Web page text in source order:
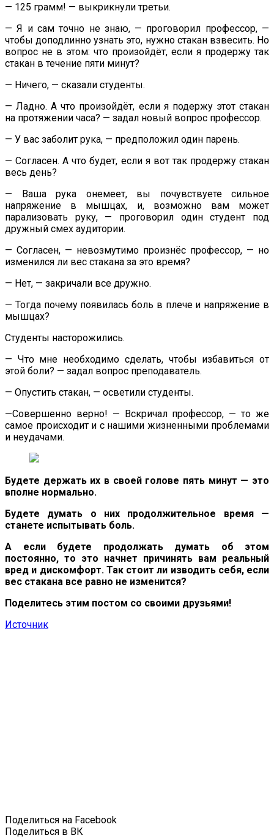
— 125 грамм! — выкрикнули третьи.
— Я и сам точно не знаю, — проговорил профессор, —
чтобы доподлинно узнать это, нужно стакан взвесить. Но
вопрос не в этом: что произойдёт, если я продержу так
стакан в течение пяти минут?
— Ничего, — сказали студенты.
— Ладно. А что произойдёт, если я подержу этот стакан
на протяжении часа? — задал новый вопрос профессор.
— У вас заболит рука, — предположил один парень.
— Согласен. А что будет, если я вот так продержу стакан
весь день?
— Ваша рука онемеет, вы почувствуете сильное
напряжение в мышцах, и, возможно вам может
парализовать руку, — проговорил один студент под
дружный смех аудитории.
— Согласен, — невозмутимо произнёс профессор, — но
изменился ли вес стакана за это время?
— Нет, — закричали все дружно.
— Тогда почему появилась боль в плече и напряжение в
мышцах?
Студенты насторожились.
— Что мне необходимо сделать, чтобы избавиться от
этой боли? — задал вопрос преподаватель.
— Опустить стакан, — осветили студенты.
—Совершенно верно! — Вскричал профессор, — то же
самое происходит и с нашими жизненными проблемами
и неудачами.
Будете держать их в своей голове пять минут — это
вполне нормально.
Будете думать о них продолжительное время —
станете испытывать боль.
А если будете продолжать думать об этом
постоянно, то это начнет причинять вам реальный
вред и дискомфорт. Так стоит ли изводить себя, если
вес стакана все равно не изменится?
Поделитесь этим постом со своими друзьями!
Источник
Поделиться на Facebook
Поделиться в ВК